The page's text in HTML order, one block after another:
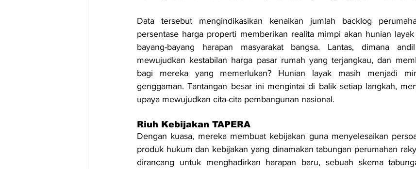
Data tersebut mengindikasikan kenaikan jumlah backlog
persentase harga properti memberikan realita mimpi akan hunian
bayang-bayang harapan masyarakat bangsa. Lantas, dimana
mewujudkan kestabilan harga pasar rumah yang terjangkau, dan
bagi mereka yang memerlukan? Hunian layak masih menjadi
genggaman. Tantangan besar ini mengintai di balik setiap langkah,
upaya mewujudkan cita-cita pembangunan nasional.
Riuh Kebijakan TAPERA
Dengan kuasa, mereka membuat kebijakan guna menyelesaikan
produk hukum dan kebijakan yang dinamakan tabungan perumahan
dirancang untuk menghadirkan harapan baru, sebuah skema